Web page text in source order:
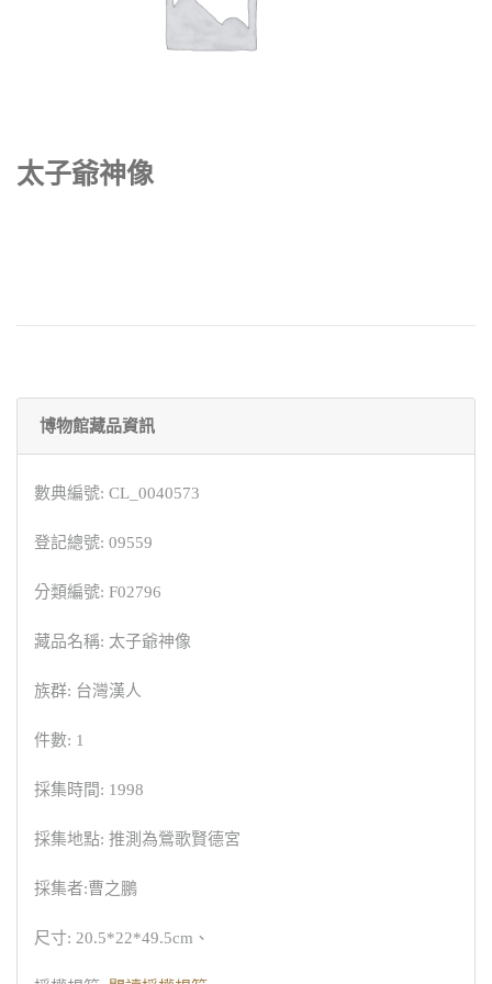
太子爺神像
博物館藏品資訊
數典編號: CL_0040573
登記總號: 09559
分類編號: F02796
藏品名稱: 太子爺神像
族群: 台灣漢人
件數: 1
採集時間: 1998
採集地點: 推測為鶯歌賢德宮
採集者:曹之鵬
尺寸: 20.5*22*49.5cm、